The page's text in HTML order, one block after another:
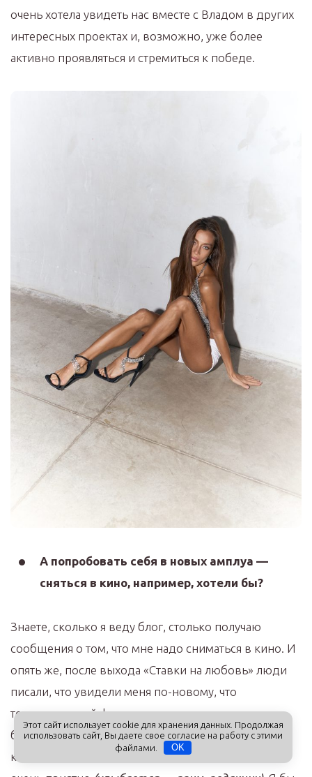
очень хотела увидеть нас вместе с Владом в других
интересных проектах и, возможно, уже более
активно проявляться и стремиться к победе.
А попробовать себя в новых амплуа —
сняться в кино, например, хотели бы?
Знаете, сколько я веду блог, столько получаю
сообщения о том, что мне надо сниматься в кино. И
опять же, после выхода «Ставки на любовь» люди
писали, что увидели меня по-новому, что
телевизионный формат открывает меня намного
больше, чем инстаграм. Я всегда получаю
комплименты по поводу своей внешности, мне
Этот сайт использует cookie для хранения данных. Продолжая
использовать сайт, Вы даете свое согласие на работу с этими
файлами.
OK